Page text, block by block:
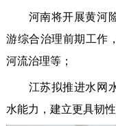
河南将开展黄河险
游综合治理前期工作
河流治理等；
江苏拟推进水网水
水能力，建立更具韧